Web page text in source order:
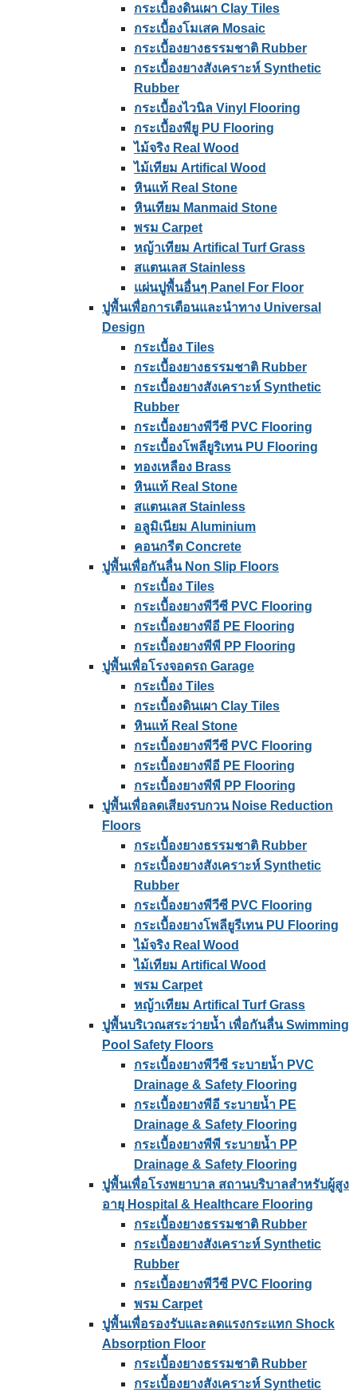
กระเบื้องดินเผา Clay Tiles
กระเบื้องโมเสค Mosaic
กระเบื้องยางธรรมชาติ Rubber
กระเบื้องยางสังเคราะห์ Synthetic
Rubber
กระเบื้องไวนิล Vinyl Flooring
กระเบื้องพียู PU Flooring
ไม้จริง Real Wood
ไม้เทียม Artifical Wood
หินแท้ Real Stone
หินเทียม Manmaid Stone
พรม Carpet
หญ้าเทียม Artifical Turf Grass
สแตนเลส Stainless
แผ่นปูพื้นอื่นๆ Panel For Floor
ปูพื้นเพื่อการเตือนและนําทาง Universal
Design
กระเบื้อง Tiles
กระเบื้องยางธรรมชาติ Rubber
กระเบื้องยางสังเคราะห์ Synthetic
Rubber
กระเบื้องยางพีวีซี PVC Flooring
กระเบื้องโพลียูริเทน PU Flooring
ทองเหลือง Brass
หินแท้ Real Stone
สแตนเลส Stainless
อลูมิเนียม Aluminium
คอนกรีต Concrete
ปูพื้นเพื่อกันลื่น Non Slip Floors
กระเบื้อง Tiles
กระเบื้องยางพีวีซี PVC Flooring
กระเบื้องยางพีอี PE Flooring
กระเบื้องยางพีพี PP Flooring
ปูพื้นเพื่อโรงจอดรถ Garage
กระเบื้อง Tiles
กระเบื้องดินเผา Clay Tiles
หินแท้ Real Stone
กระเบื้องยางพีวีซี PVC Flooring
กระเบื้องยางพีอี PE Flooring
กระเบื้องยางพีพี PP Flooring
ปูพื้นเพื่อลดเสียงรบกวน Noise Reduction
Floors
กระเบื้องยางธรรมชาติ Rubber
กระเบื้องยางสังเคราะห์ Synthetic
Rubber
กระเบื้องยางพีวีซี PVC Flooring
กระเบื้องยางโพลียูรีเทน PU Flooring
ไม้จริง Real Wood
ไม้เทียม Artifical Wood
พรม Carpet
หญ้าเทียม Artifical Turf Grass
ปูพื้นบริเวณสระว่ายน้ำ เพื่อกันลื่น Swimming
Pool Safety Floors
กระเบื้องยางพีวีซี ระบายน้ำ PVC
Drainage & Safety Flooring
กระเบื้องยางพีอี ระบายน้ำ PE
Drainage & Safety Flooring
กระเบื้องยางพีพี ระบายน้ำ PP
Drainage & Safety Flooring
ปูพื้นเพื่อโรงพยาบาล สถานบริบาลสำหรับผู้สูง
อายุ Hospital & Healthcare Flooring
กระเบื้องยางธรรมชาติ Rubber
กระเบื้องยางสังเคราะห์ Synthetic
Rubber
กระเบื้องยางพีวีซี PVC Flooring
พรม Carpet
ปูพื้นเพื่อรองรับและลดแรงกระแทก Shock
Absorption Floor
กระเบื้องยางธรรมชาติ Rubber
กระเบื้องยางสังเคราะห์ Synthetic